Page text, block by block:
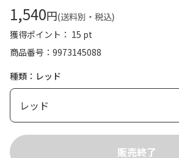
1,540円(送料別・税込)
獲得ポイント： 15 pt
商品番号
9973145088
種類：レッド